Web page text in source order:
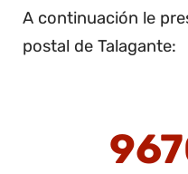
A continuación le
postal de Talagante: